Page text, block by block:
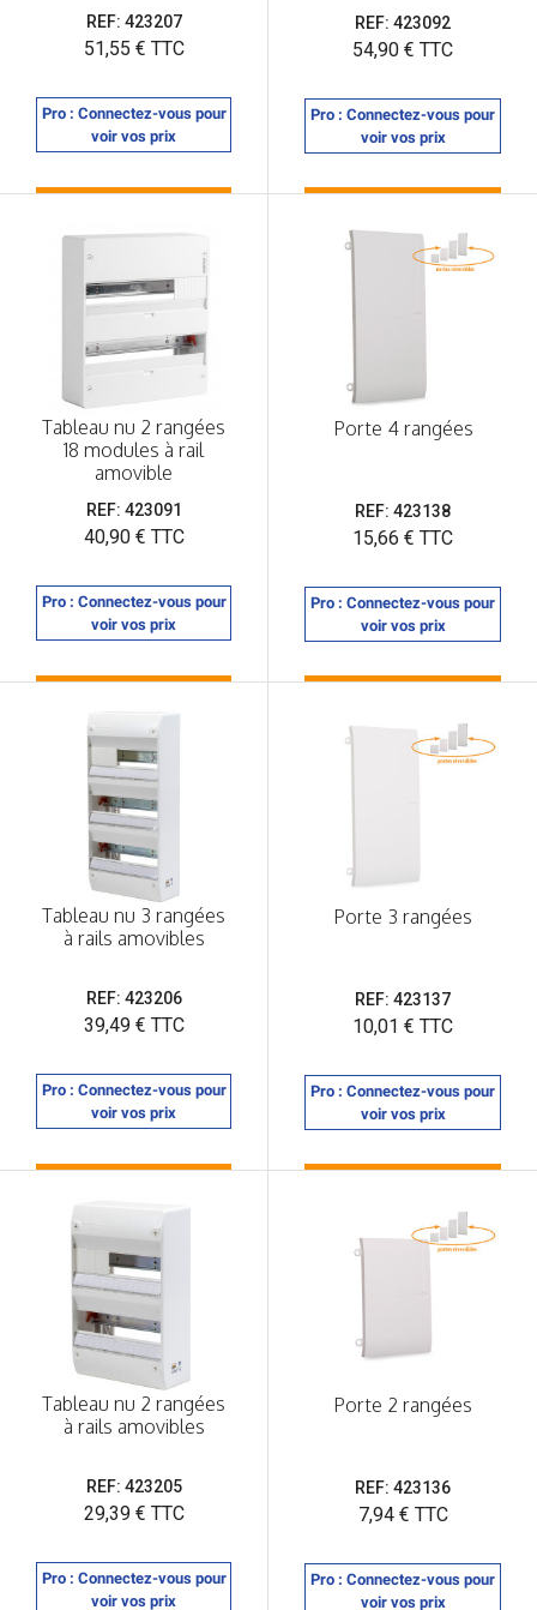
REF: 423207
Prix
51,55 € TTC
Pro : Connectez-vous pour
voir vos prix
REF: 423092
Prix
54,90 € TTC
Pro : Connectez-vous pour
voir vos prix
Tableau nu 2 rangées
18 modules à rail
amovible
REF: 423091
Prix
40,90 € TTC
Pro : Connectez-vous pour
voir vos prix
Porte 4 rangées
REF: 423138
Prix
15,66 € TTC
Pro : Connectez-vous pour
voir vos prix
Tableau nu 3 rangées
à rails amovibles
REF: 423206
Prix
39,49 € TTC
Pro : Connectez-vous pour
voir vos prix
Porte 3 rangées
REF: 423137
Prix
10,01 € TTC
Pro : Connectez-vous pour
voir vos prix
Tableau nu 2 rangées
à rails amovibles
REF: 423205
Prix
29,39 € TTC
Pro : Connectez-vous pour
voir vos prix
Porte 2 rangées
REF: 423136
Prix
7,94 € TTC
Pro : Connectez-vous pour
voir vos prix